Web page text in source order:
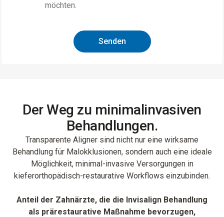
möchten.
Senden
Der Weg zu minimalinvasiven
Behandlungen.
Transparente Aligner sind nicht nur eine wirksame
Behandlung für Malokklusionen, sondern auch eine ideale
Möglichkeit, minimal-invasive Versorgungen in
kieferorthopädisch-restaurative Workflows einzubinden.
Anteil der Zahnärzte, die die Invisalign Behandlung
als prärestaurative Maßnahme bevorzugen,